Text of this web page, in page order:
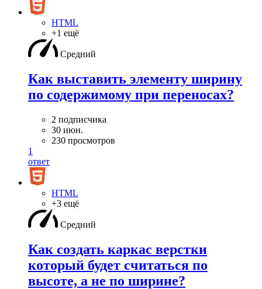
HTML
+1 ещё
Средний
Как выставить элементу ширину
по содержимому при переносах?
2 подписчика
30 июн.
230 просмотров
1
ответ
HTML
+3 ещё
Средний
Как создать каркас верстки
который будет считаться по
высоте, а не по ширине?